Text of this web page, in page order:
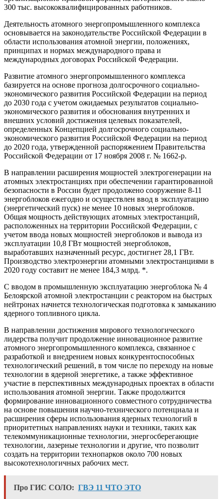
300 тыс. высококвалифицированных работников.
Деятельность атомного энергопромышленного комплекса
основывается на законодательстве Российской Федерации в
области использования атомной энергии, положениях,
принципах и нормах международного права и
международных договорах Российской Федерации.
Развитие атомного энергопромышленного комплекса
базируется на основе прогноза долгосрочного социально-
экономического развития Российской Федерации на период
до 2030 года с учетом ожидаемых результатов социально-
экономического развития и обоснования внутренних и
внешних условий достижения целевых показателей,
определенных Концепцией долгосрочного социально-
экономического развития Российской Федерации на период
до 2020 года, утвержденной распоряжением Правительства
Российской Федерации от 17 ноября 2008 г. № 1662-р.
В направлении расширения мощностей электрогенерации на
атомных электростанциях при обеспечении гарантированной
безопасности в России будет продолжено сооружение 8-11
энергоблоков ежегодно и осуществлен ввод в эксплуатацию
(энергетический пуск) не менее 10 новых энергоблоков.
Общая мощность действующих атомных электростанций,
расположенных на территории Российской Федерации, с
учетом ввода новых мощностей энергоблоков и вывода из
эксплуатации 10,8 ГВт мощностей энергоблоков,
выработавших назначенный ресурс, достигнет 28,1 ГВт.
Производство электроэнергии атомными электростанциями в
2020 году составит не менее 184,3 млрд. *.
С вводом в промышленную эксплуатацию энергоблока № 4
Белоярской атомной электростанции с реактором на быстрых
нейтронах начнется технологическая подготовка к замыканию
ядерного топливного цикла.
В направлении достижения мирового технологического
лидерства получит продолжение инновационное развитие
атомного энергопромышленного комплекса, связанное с
разработкой и внедрением новых конкурентоспособных
технологический решений, в том числе по переходу на новые
технологии в ядерной энергетике, а также эффективное
участие в перспективных международных проектах в области
использования атомной энергии. Также продолжится
формирование инновационного совместного сотрудничества
на основе повышения научно-технического потенциала и
расширения сферы использования ядерных технологий в
приоритетных направлениях науки и техники, таких как
телекоммуникационные технологии, энергосберегающие
технологии, лазерные технологии и другие, что позволит
создать на территории технопарков около 700 новых
высокотехнологичных рабочих мест.
Про ГИС СОЛО: ГВЭ 11 ЧТО ЭТО